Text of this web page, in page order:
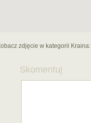
zdjęcie w kategorii Kraina:
Skomentuj